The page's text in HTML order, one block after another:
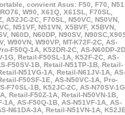
convient Asus: F50, F70, N51,
W90, X61Q, X61SL, F70SL,
A52JC-2C, F70SL, N50VC, N50VN,
N51VF, N51VN, X5BVF, X5BVN,
N60D, N60DP, N90SV,
W90VN, W90VP, MT-K72F-2C, AS-
F50Q-1A, K52DR-2C, AS-N60DP-2D,
1G, Retail-F50SL-1A, K52F-2C, AS-
F50SV-1B, Retail-N51TP-1B, Retail-
N51VG-1A, Retail-N61JV-1A, AS-
F50SF-1E, AS-N50VC-1A, Pro-
F70SL-1B, K52JC-2C, AS-N70SV-1G,
Retail-F50Z-1A, Retail-N50VN-1B,
1A, AS-F50Q-1B, AS-N51VF-1A, AS-
N61DA-3A, Retail-N51VN-1A,